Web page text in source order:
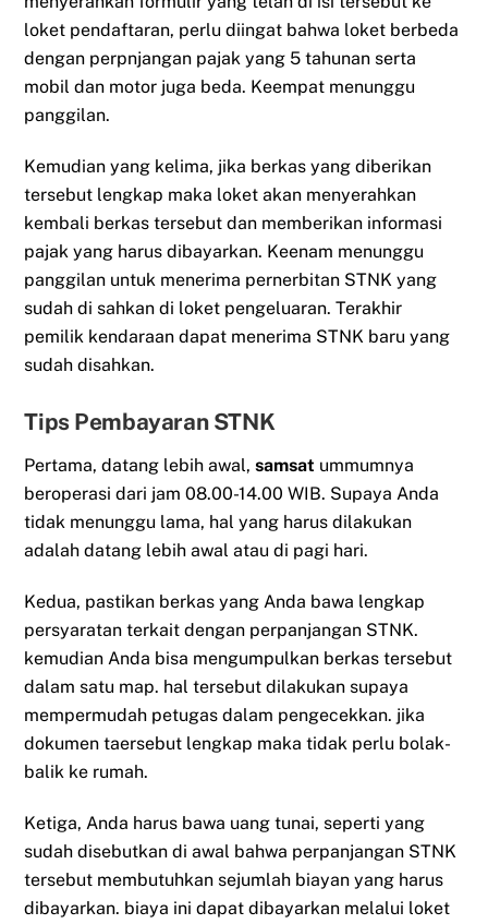
loket pendaftaran, perlu diingat bahwa loket berbeda
dengan perpnjangan pajak yang 5 tahunan serta
mobil dan motor juga beda. Keempat menunggu
panggilan.
Kemudian yang kelima, jika berkas yang diberikan
tersebut lengkap maka loket akan menyerahkan
kembali berkas tersebut dan memberikan informasi
pajak yang harus dibayarkan. Keenam menunggu
panggilan untuk menerima pernerbitan STNK yang
sudah di sahkan di loket pengeluaran. Terakhir
pemilik kendaraan dapat menerima STNK baru yang
sudah disahkan.
Tips Pembayaran STNK
Pertama, datang lebih awal,samsat ummumnya
beroperasi dari jam 08.00-14.00 WIB. Supaya Anda
tidak menunggu lama, hal yang harus dilakukan
adalah datang lebih awal atau di pagi hari.
Kedua, pastikan berkas yang Anda bawa lengkap
persyaratan terkait dengan perpanjangan STNK.
kemudian Anda bisa mengumpulkan berkas tersebut
dalam satu map. hal tersebut dilakukan supaya
mempermudah petugas dalam pengecekkan. jika
dokumen taersebut lengkap maka tidak perlu bolak-
balik ke rumah.
Ketiga, Anda harus bawa uang tunai, seperti yang
sudah disebutkan di awal bahwa perpanjangan STNK
tersebut membutuhkan sejumlah biayan yang harus
dibayarkan. biaya ini dapat dibayarkan melalui loket